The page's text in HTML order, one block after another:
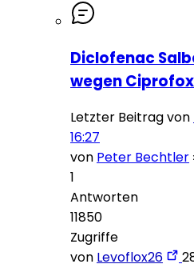
Diclofenac
wegen
Letzter Beitrag von
16:27
von Peter Bechtler
1
Antworten
11850
Zugriffe
von Levoflox26